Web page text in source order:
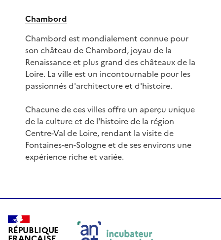
Chambord
Chambord est mondialement connue pour
son château de Chambord, joyau de la
Renaissance et plus grand des châteaux de la
Loire. La ville est un incontournable pour les
passionnés d'architecture et d'histoire.
Chacune de ces villes offre un aperçu unique
de la culture et de l'histoire de la région
Centre-Val de Loire, rendant la visite de
Fontaines-en-Sologne et de ses environs une
expérience riche et variée.
RÉPUBLIQUE